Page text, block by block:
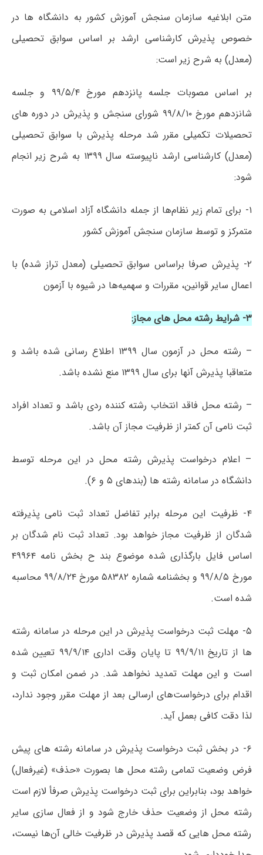
متن ابلاغیه سازمان سنجش آموزش کشور به دانشگاه ها در
خصوص پذیرش کارشناسی ارشد بر اساس سوابق تحصیلی
(معدل) به شرح زیر است:
بر اساس مصوبات جلسه پانزدهم مورخ ۹۹/۵/۴ و جلسه
شانزدهم مورخ ۹۹/۸/۱۰ شورای سنجش و پذیرش در دوره های
تحصیلات تکمیلی مقرر شد مرحله پذیرش با سوابق تحصیلی
(معدل) کارشناسی ارشد ناپیوسته سال ۱۳۹۹ به شرح زیر انجام
شود:
۱- برای تمام زیر نظام‌ها از جمله دانشگاه آزاد اسلامی به صورت
متمرکز و توسط سازمان سنجش آموزش کشور
۲- پذیرش صرفا براساس سوابق تحصیلی (معدل تراز شده) با
اعمال سایر قوانین، مقررات و سهمیه‌ها در شیوه با آزمون
۳- شرایط رشته محل های مجاز:
– رشته محل در آزمون سال ۱۳۹۹ اطلاع رسانی شده باشد و
متعاقبا پذیرش آنها برای سال ۱۳۹۹ منع نشده باشد.
– رشته محل فاقد انتخاب رشته کننده ردی باشد و تعداد افراد
ثبت نامی آن کمتر از ظرفیت مجاز آن باشد.
– اعلام درخواست پذیرش رشته محل در این مرحله توسط
دانشگاه در سامانه رشته ها (بندهای ۵ و ۶).
۴- ظرفیت این مرحله برابر تفاضل تعداد ثبت نامی پذیرفته
شدگان از ظرفیت مجاز خواهد بود. تعداد ثبت نام شدگان بر
اساس فایل بارگذاری شده موضوع بند ح بخش نامه ۴۹۹۶۴
مورخ ۹۹/۸/۵ و بخشنامه شماره ۵۸۳۸۲ مورخ ۹۹/۸/۲۴ محاسبه
شده است.
۵- مهلت ثبت درخواست پذیرش در این مرحله در سامانه رشته
ها از تاریخ ۹۹/۹/۱۱ تا پایان وقت اداری ۹۹/۹/۱۴ تعیین شده
است و این مهلت تمدید نخواهد شد. در ضمن امکان ثبت و
اقدام برای درخواست‌های ارسالی بعد از مهلت مقرر وجود ندارد،
لذا دقت کافی بعمل آید.
۶- در بخش ثبت درخواست پذیرش در سامانه رشته های پیش
فرض وضعیت تمامی رشته محل ها بصورت «حذف» (غیرفعال)
خواهد بود، بنابراین برای ثبت درخواست پذیرش صرفأ لازم است
رشته محل از وضعیت حذف خارج شود و از فعال سازی سایر
رشته محل هایی که قصد پذیرش در ظرفیت خالی آن‌ها نیست،